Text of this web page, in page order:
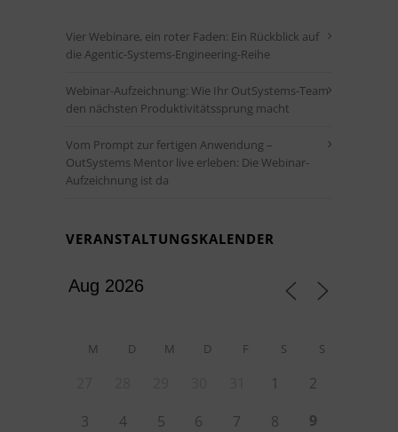
Vier Webinare, ein roter Faden: Ein Rückblick auf
die Agentic-Systems-Engineering-Reihe
Webinar-Aufzeichnung: Wie Ihr OutSystems-Team
den nächsten Produktivitätssprung macht
Vom Prompt zur fertigen Anwendung –
OutSystems Mentor live erleben: Die Webinar-
Aufzeichnung ist da
VERANSTALTUNGSKALENDER
M D M D F S S
1
2
3
4 5 6 7 8 9